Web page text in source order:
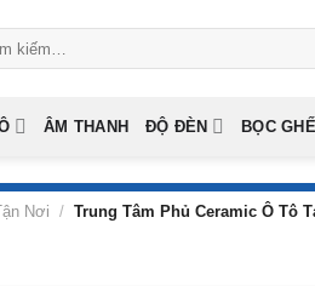
ÂM THANH ĐỘ ĐÈN BỌC
Nơi / Trung Tâm Phủ Ceramic Ô Tô